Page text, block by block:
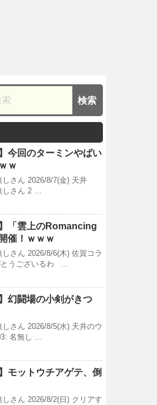
】今回のターミンやばい
ｗ
しさん 2026/8/7(金) 天井
しさん 2 …
】「雲上のRomancing
催！ｗｗｗ
さん 2026/8/6(木) 佐賀コラ
とうございるわ …
幻闘場の小剣がきつ
さん 2026/8/5(水) 天井のウ
名無し …
モットウチアゲテ、倒
しさん 2026/8/2(日) クリアす